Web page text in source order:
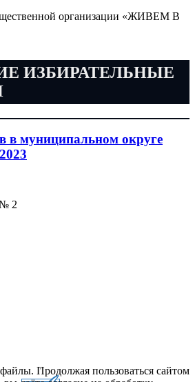
организации «ЖИВЕМ В
ИЗБИРАТЕЛЬНЫЕ
в муниципальном округе
№ 2
Продолжая пользоваться сайтом